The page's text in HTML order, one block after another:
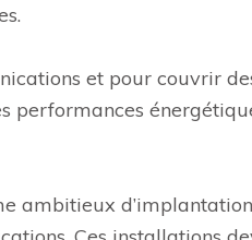
et pour couvrir
performances
ambitieux